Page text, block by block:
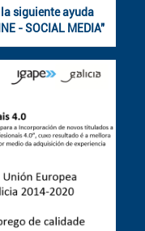
siguiente ayuda
- SOCIAL MEDIA"